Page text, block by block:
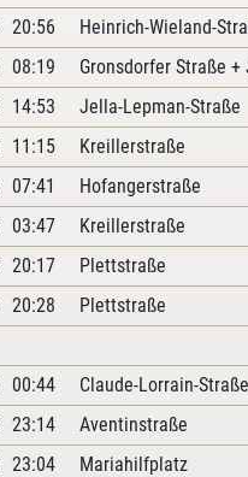
20:56 Heinrich-Wieland-
08:19 Gronsdorfer Straße
14:53 Jella-Lepman-Straße
11:15 Kreillerstraße
07:41 Hofangerstraße
03:47 Kreillerstraße
20:17 Plettstraße
20:28 Plettstraße
00:44 Claude-Lorrain-Straße
23:14 Aventinstraße
23:04 Mariahilfplatz